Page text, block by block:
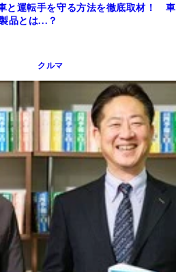
と運転手を守る方法を徹底取材！ 車
品とは...？
クルマ